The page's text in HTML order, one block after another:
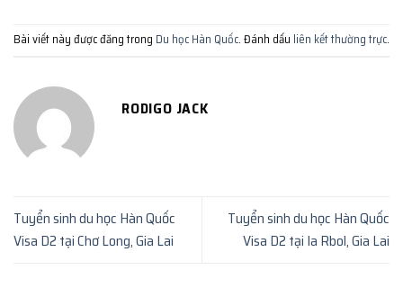
Bài viết này được đăng trong Du học Hàn Quốc. Đánh dấu liên kết thường trực.
RODIGO JACK
Tuyển sinh du học Hàn Quốc
Visa D2 tại Chơ Long, Gia Lai
Tuyển sinh du học Hàn Quốc
Visa D2 tại Ia Rbol, Gia Lai